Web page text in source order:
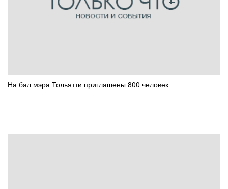
На бал мэра Тольятти приглашены 800 человек